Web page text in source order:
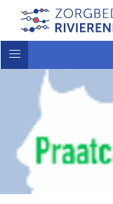
Toggle
navigatie